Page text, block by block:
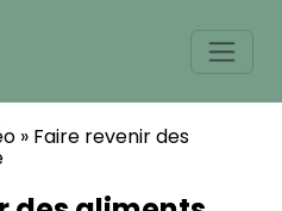
» Faire revenir des